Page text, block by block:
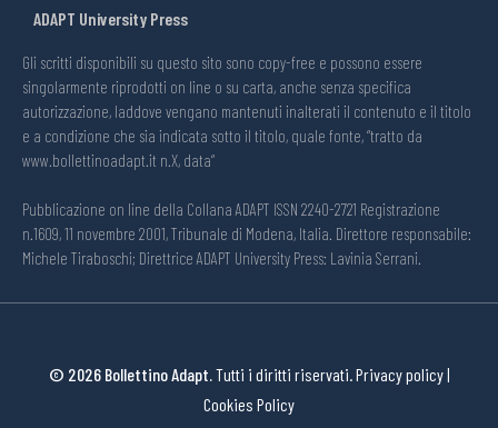
ADAPT University Press
Gli scritti disponibili su questo sito sono copy-free e possono essere
singolarmente riprodotti on line o su carta, anche senza specifica
autorizzazione, laddove vengano mantenuti inalterati il contenuto e il titolo
e a condizione che sia indicata sotto il titolo, quale fonte, “tratto da
www.bollettinoadapt.it n.X, data“
Pubblicazione on line della Collana ADAPT ISSN 2240-2721 Registrazione
n.1609, 11 novembre 2001, Tribunale di Modena, Italia. Direttore responsabile:
Michele Tiraboschi; Direttrice ADAPT University Press: Lavinia Serrani.
© 2026 Bollettino Adapt.Tutti i diritti riservati.Privacy policy|
Cookies Policy